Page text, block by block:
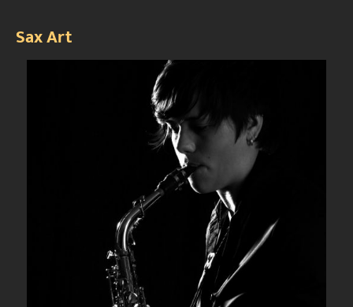
Sax Art